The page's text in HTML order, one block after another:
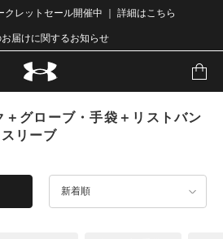
クレットセール開催中 ｜ 詳細はこちら
届けに関するお知らせ
グローブ・手袋＋リストバン
リーブ
新着順